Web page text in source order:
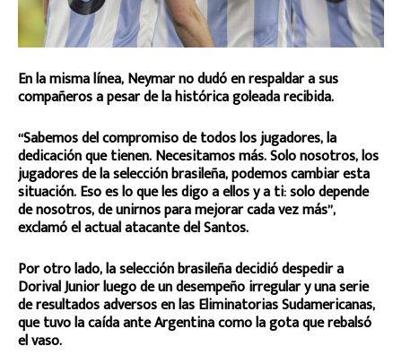
En la misma línea, Neymar no dudó en respaldar a sus
compañeros a pesar de la histórica goleada recibida.
“Sabemos del compromiso de todos los jugadores, la
dedicación que tienen. Necesitamos más. Solo nosotros, los
jugadores de la selección brasileña, podemos cambiar esta
situación. Eso es lo que les digo a ellos y a ti: solo depende
de nosotros, de unirnos para mejorar cada vez más”,
exclamó el actual atacante del Santos.
Por otro lado, la selección brasileña decidió despedir a
Dorival Junior luego de un desempeño irregular y una serie
de resultados adversos en las Eliminatorias Sudamericanas,
que tuvo la caída ante Argentina como la gota que rebalsó
el vaso.